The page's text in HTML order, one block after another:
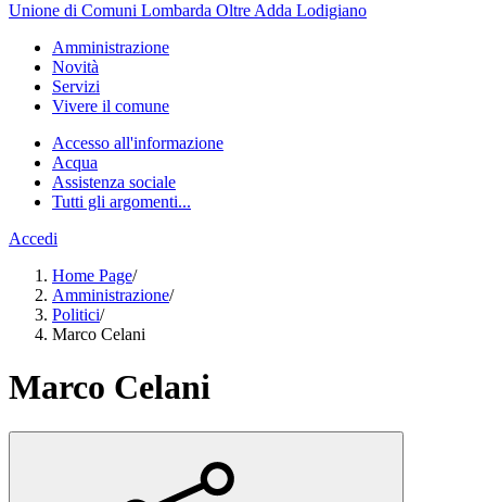
Unione di Comuni Lombarda Oltre Adda Lodigiano
Amministrazione
Novità
Servizi
Vivere il comune
Accesso all'informazione
Acqua
Assistenza sociale
Tutti gli argomenti...
Accedi
Home Page/
Amministrazione/
Politici/
Marco Celani
Marco Celani